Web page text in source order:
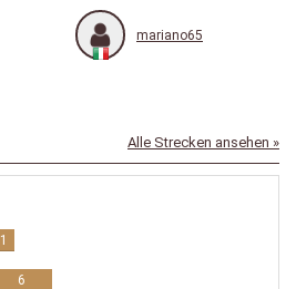
mariano65
Alle Strecken ansehen »
1
6